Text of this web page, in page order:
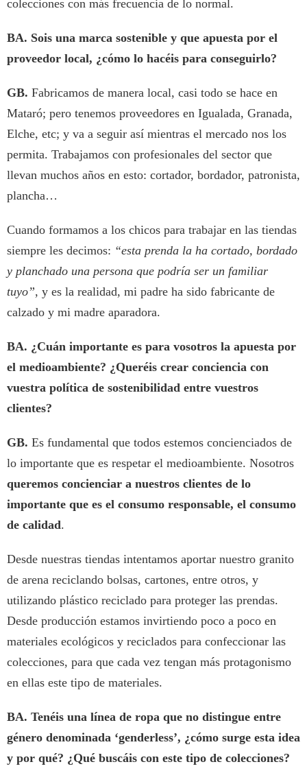
colecciones con más frecuencia de lo normal.
BA. Sois una marca sostenible y que apuesta por el
proveedor local, ¿cómo lo hacéis para conseguirlo?
GB. Fabricamos de manera local, casi todo se hace en
Mataró; pero tenemos proveedores en Igualada, Granada,
Elche, etc; y va a seguir así mientras el mercado nos los
permita. Trabajamos con profesionales del sector que
llevan muchos años en esto: cortador, bordador, patronista,
plancha…
Cuando formamos a los chicos para trabajar en las tiendas
siempre les decimos: “esta prenda la ha cortado, bordado
y planchado una persona que podría ser un familiar
tuyo”, y es la realidad, mi padre ha sido fabricante de
calzado y mi madre aparadora.
BA. ¿Cuán importante es para vosotros la apuesta por
el medioambiente? ¿Queréis crear conciencia con
vuestra política de sostenibilidad entre vuestros
clientes?
GB. Es fundamental que todos estemos concienciados de
lo importante que es respetar el medioambiente. Nosotros
queremos concienciar a nuestros clientes de lo
importante que es el consumo responsable, el consumo
de calidad.
Desde nuestras tiendas intentamos aportar nuestro granito
de arena reciclando bolsas, cartones, entre otros, y
utilizando plástico reciclado para proteger las prendas.
Desde producción estamos invirtiendo poco a poco en
materiales ecológicos y reciclados para confeccionar las
colecciones, para que cada vez tengan más protagonismo
en ellas este tipo de materiales.
BA. Tenéis una línea de ropa que no distingue entre
género denominada ‘genderless’, ¿cómo surge esta idea
y por qué? ¿Qué buscáis con este tipo de colecciones?